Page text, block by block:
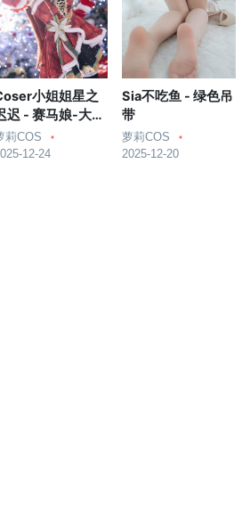
小姐姐星之
迟 - 赛马娘-大和
骥 圣诞衣装
莉COS
12-24
Sia不吃鱼 - 绿色吊
带
萝莉COS
2025-12-20